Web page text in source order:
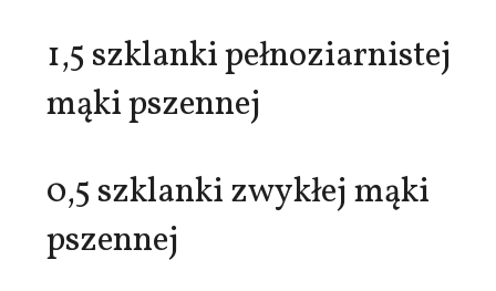
1,5 szklanki pełnoziarnistej
mąki pszennej
0,5 szklanki zwykłej mąki
pszennej